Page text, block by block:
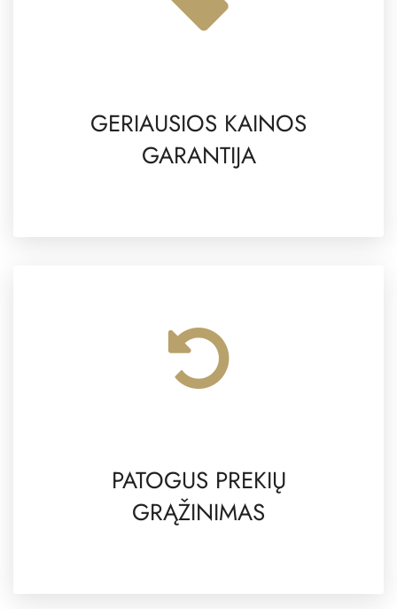
GERIAUSIOS KAINOS
GARANTIJA
PATOGUS PREKIŲ
GRĄŽINIMAS